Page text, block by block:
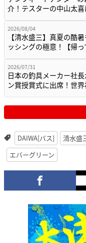
介！テスターの中山太
2026/08/04
【清水盛三】真夏の酷
ッシングの極意！【帰
2026/07/31
日本の釣具メーカー社
ン賞授賞式に出席！世
DAIWA[バス] 清水盛
エバーグリーン